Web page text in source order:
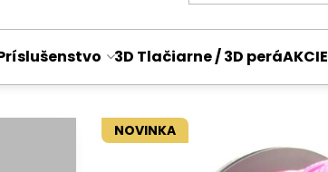
3D Tlačiarne / 3D peráAKCIE
NOVINKA